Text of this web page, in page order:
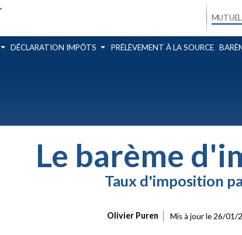
DÉCLARATION IMPÔTS PRÉLÈVEMENT À LA SOURCE
Le barème
Taux d'imposition
Olivier Puren Mis à jour le 26/01/